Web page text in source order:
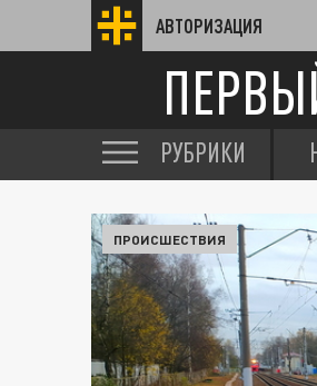
АВТОРИЗАЦИЯ
РУБРИКИ
ПРОИСШЕСТВИЯ